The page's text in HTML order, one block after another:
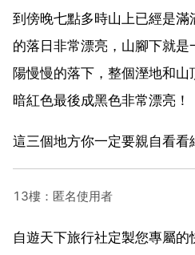
到傍晚七點多時山上已經是
的落日非常漂亮，山腳下就
陽慢慢的落下，整個溼地和
暗紅色最後成黑色非常漂亮！
這三個地方你一定要親自看看
13樓：匿名使用者
自遊天下旅行社定製您專屬